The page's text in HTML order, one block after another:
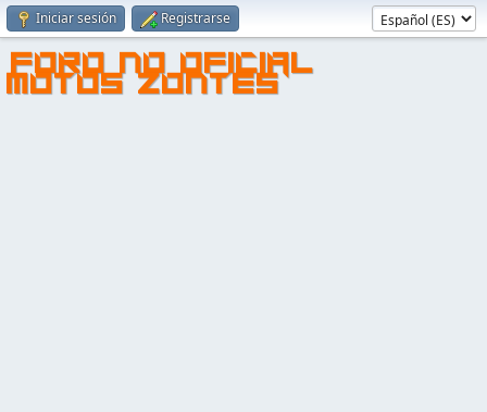
Iniciar sesión Registrarse
FORO NO OFICIAL
MOTOS ZONTES